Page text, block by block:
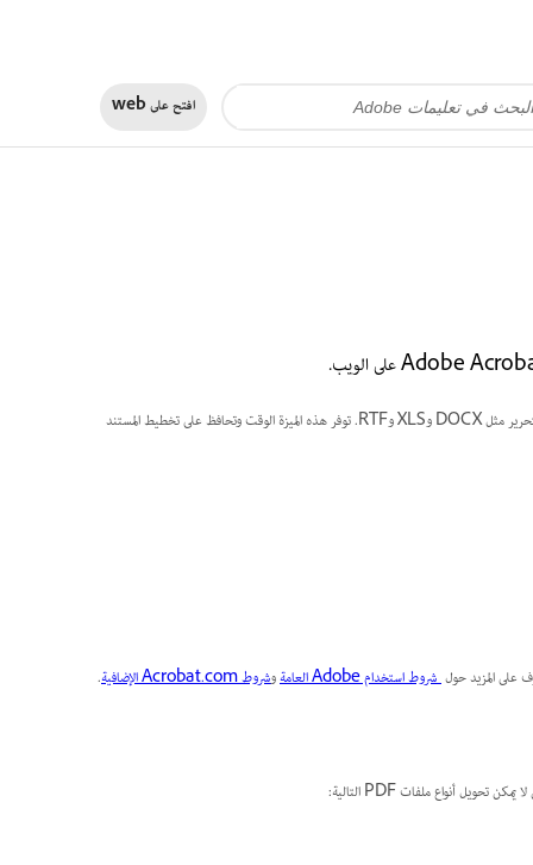
افتح علىweb
في Acrobat على الويب بتحويل ملفات PDF بسهولة إلى تنسيقات قابلة للتحرير مثل DOCX وXLS وRTF. توفر هذه الميزة الوقت وتحافظ على تخطيط المستند
شروط استخدام Adobe العامة وشروط Acrobat.com الإضافية .